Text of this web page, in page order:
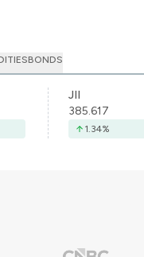
BONDS
JII
385.617
1.34%